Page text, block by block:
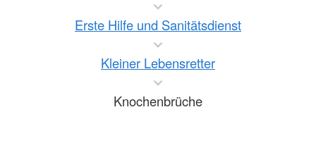
Erste Hilfe und Sanitätsdienst
Kleiner Lebensretter
Knochenbrüche